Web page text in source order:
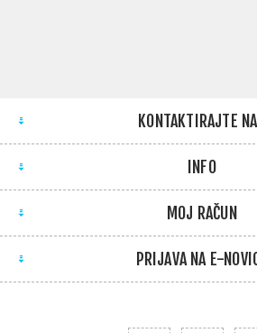
KONTAKTIRAJTE
INFO
MOJ RAČUN
PRIJAVA NA E-